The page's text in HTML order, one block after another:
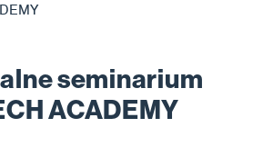
seminarium
ACADEMY